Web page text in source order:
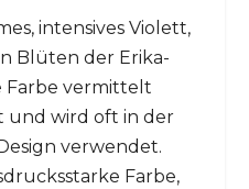
intensives Violett,
Blüten der Erika-
Farbe vermittelt
und wird oft in der
verwendet.
Farbe,